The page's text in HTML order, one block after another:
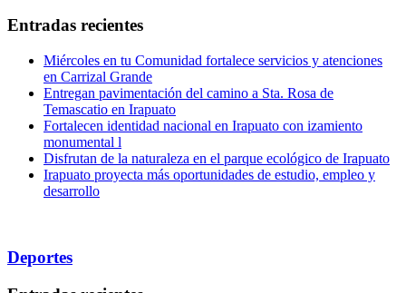
Entradas recientes
Miércoles en tu Comunidad fortalece servicios y atenciones
en Carrizal Grande
Entregan pavimentación del camino a Sta. Rosa de
Temascatio en Irapuato
Fortalecen identidad nacional en Irapuato con izamiento
monumental l
Disfrutan de la naturaleza en el parque ecológico de Irapuato
Irapuato proyecta más oportunidades de estudio, empleo y
desarrollo
Deportes